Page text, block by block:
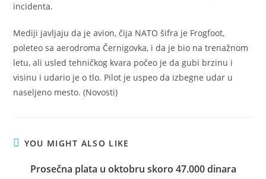
incidenta.
Mediji javljaju da je avion, čija NATO šifra je Frogfoot,
poleteo sa aerodroma Černigovka, i da je bio na trenažnom
letu, ali usled tehničkog kvara počeo je da gubi brzinu i
visinu i udario je o tlo. Pilot je uspeo da izbegne udar u
naseljeno mesto. (Novosti)
YOU MIGHT ALSO LIKE
Prosečna plata u oktobru skoro 47.000 dinara